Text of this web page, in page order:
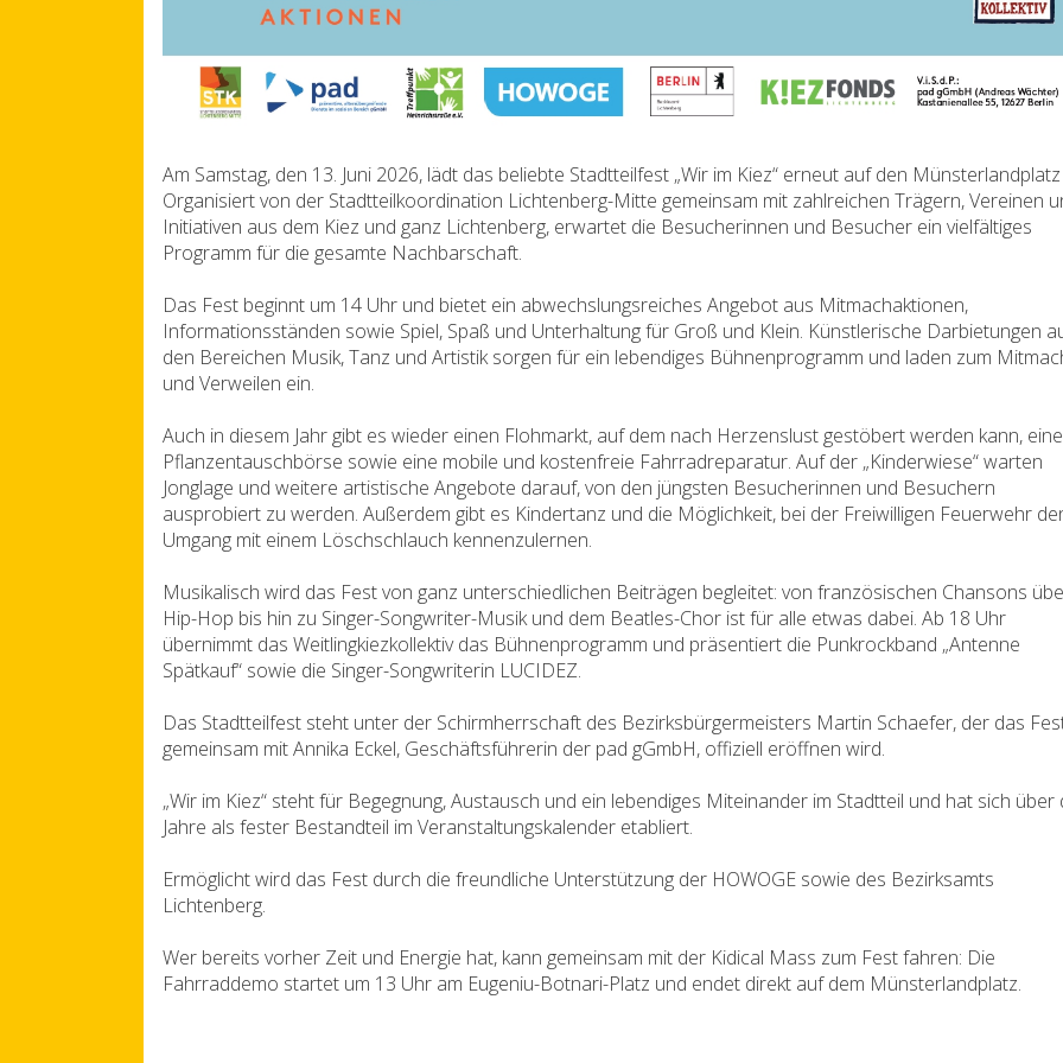
Am Samstag, den 13. Juni 2026, lädt das beliebte Stadtteilfest „Wir im Kiez“ erneut auf den Münsterlandplatz
Organisiert von der Stadtteilkoordination Lichtenberg-Mitte gemeinsam mit zahlreichen Trägern, Vereinen
Initiativen aus dem Kiez und ganz Lichtenberg, erwartet die Besucherinnen und Besucher ein vielfältiges
Programm für die gesamte Nachbarschaft.
Das Fest beginnt um 14 Uhr und bietet ein abwechslungsreiches Angebot aus Mitmachaktionen,
Informationsständen sowie Spiel, Spaß und Unterhaltung für Groß und Klein. Künstlerische Darbietungen
den Bereichen Musik, Tanz und Artistik sorgen für ein lebendiges Bühnenprogramm und laden zum
und Verweilen ein.
Auch in diesem Jahr gibt es wieder einen Flohmarkt, auf dem nach Herzenslust gestöbert werden kann, eine
Pflanzentauschbörse sowie eine mobile und kostenfreie Fahrradreparatur. Auf der „Kinderwiese“ warten
Jonglage und weitere artistische Angebote darauf, von den jüngsten Besucherinnen und Besuchern
ausprobiert zu werden. Außerdem gibt es Kindertanz und die Möglichkeit, bei der Freiwilligen Feuerwehr
Umgang mit einem Löschschlauch kennenzulernen.
Musikalisch wird das Fest von ganz unterschiedlichen Beiträgen begleitet: von französischen Chansons
Hip-Hop bis hin zu Singer-Songwriter-Musik und dem Beatles-Chor ist für alle etwas dabei. Ab 18 Uhr
übernimmt das Weitlingkiezkollektiv das Bühnenprogramm und präsentiert die Punkrockband „Antenne
Spätkauf“ sowie die Singer-Songwriterin LUCIDEZ.
Das Stadtteilfest steht unter der Schirmherrschaft des Bezirksbürgermeisters Martin Schaefer, der das
gemeinsam mit Annika Eckel, Geschäftsführerin der pad gGmbH, offiziell eröffnen wird.
„Wir im Kiez“ steht für Begegnung, Austausch und ein lebendiges Miteinander im Stadtteil und hat sich über
Jahre als fester Bestandteil im Veranstaltungskalender etabliert.
Ermöglicht wird das Fest durch die freundliche Unterstützung der HOWOGE sowie des Bezirksamts
Lichtenberg.
Wer bereits vorher Zeit und Energie hat, kann gemeinsam mit der Kidical Mass zum Fest fahren: Die
Fahrraddemo startet um 13 Uhr am Eugeniu-Botnari-Platz und endet direkt auf dem Münsterlandplatz.